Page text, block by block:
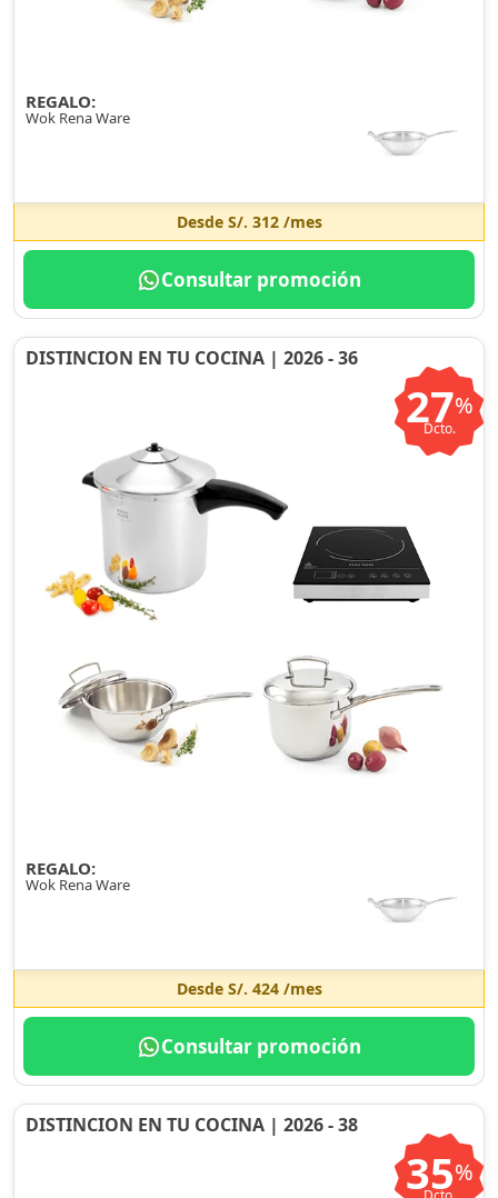
REGALO:
Wok Rena Ware
Desde S/. 312/mes
Consultar promoción
DISTINCION EN TU COCINA | 2026 - 36
27%
Dcto.
REGALO:
Wok Rena Ware
Desde S/. 424/mes
Consultar promoción
DISTINCION EN TU COCINA | 2026 - 38
35%